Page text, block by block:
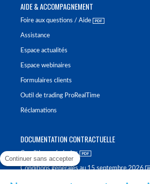
AIDE & ACCOMPAGNEMENT
Foire aux questions / Aide
Assistance
Espace actualités
Espace webinaires
Formulaires clients
Outil de trading ProRealTime
Réclamations
DOCUMENTATION CONTRACTUELLE
Conditions générales
Conditions générales au 15 septembre 2026
Continuer sans accepter